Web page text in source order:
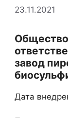
23.11.2021
Общество
завод
Дата